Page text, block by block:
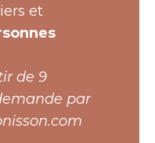
et
de 9
par